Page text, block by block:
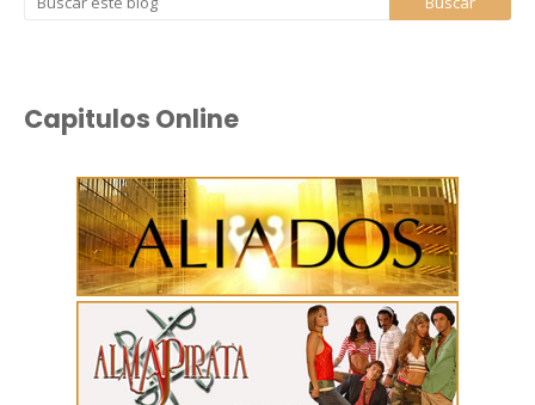
Capitulos Online